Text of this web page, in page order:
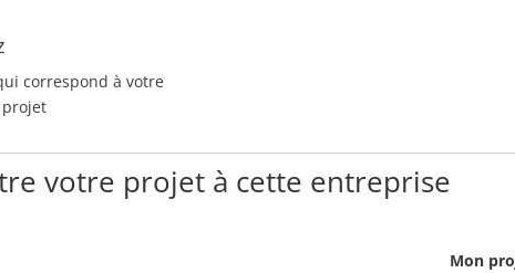
correspond à votre
votre projet à cette entreprise
Mon